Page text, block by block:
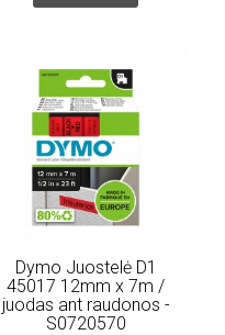
Dymo Juostelė D1
45017 12mm x 7m /
juodas ant raudonos -
S0720570